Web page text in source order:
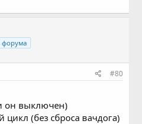
форума
#80
он выключен)
цикл (без сброса вачдога)